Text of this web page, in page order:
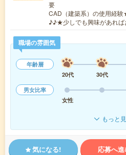
要
CAD（建築系）の使用経
♪♪★少しでも興味があれ
職場の雰囲気
年齢層
20代
30代
男女比率
女性
もっと
気になる! 応募へ